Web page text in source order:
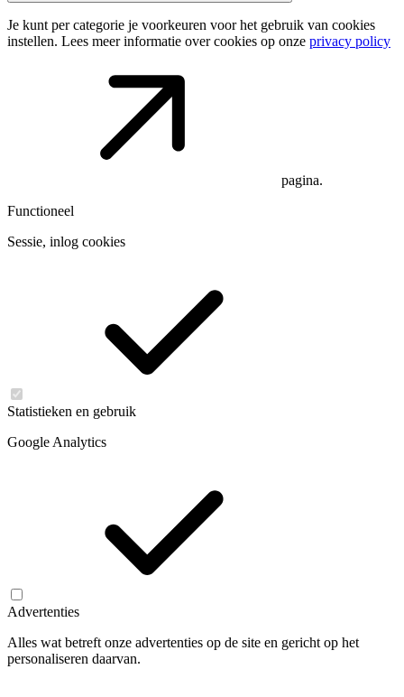
Je kunt per categorie je voorkeuren voor het gebruik van cookies
instellen. Lees meer informatie over cookies op onze privacy policy
pagina.
Functioneel
Sessie, inlog cookies
Statistieken en gebruik
Google Analytics
Advertenties
Alles wat betreft onze advertenties op de site en gericht op het
personaliseren daarvan.